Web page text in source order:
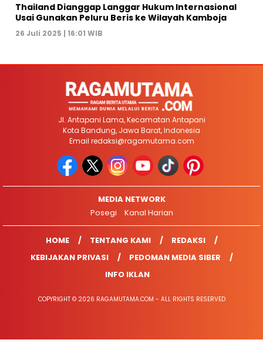
Thailand Dianggap Langgar Hukum Internasional
Usai Gunakan Peluru Beris ke Wilayah Kamboja
26 Juli 2025 | 16:01 WIB
Jl. Antapani Lama, Kecamatan Antapani
Kota Bandung, Jawa Barat, Indonesia
Email redaksi@ragamutama.com
MEDIA NETWORK
Posegi
Kanal Harian
HOME TENTANG KAMI
REDAKSI
KEBIJAKAN PRIVASI
PEDOMAN MEDIA SIBER
INFO IKLAN
COPYRIGHT © 2026 RAGAMUTAMA.COM - ALL RIGHTS RESERVED